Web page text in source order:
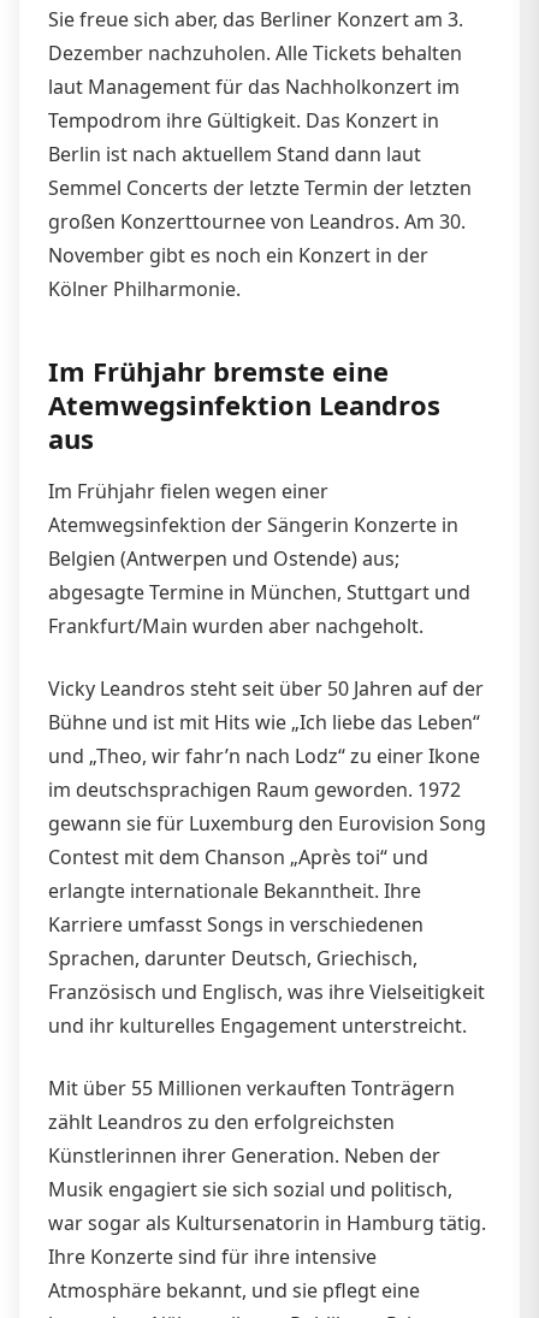
Sie freue sich aber, das Berliner Konzert am 3.
Dezember nachzuholen. Alle Tickets behalten
laut Management für das Nachholkonzert im
Tempodrom ihre Gültigkeit. Das Konzert in
Berlin ist nach aktuellem Stand dann laut
Semmel Concerts der letzte Termin der letzten
großen Konzerttournee von Leandros. Am 30.
November gibt es noch ein Konzert in der
Kölner Philharmonie.
Im Frühjahr bremste eine
Atemwegsinfektion Leandros
aus
Im Frühjahr fielen wegen einer
Atemwegsinfektion der Sängerin Konzerte in
Belgien (Antwerpen und Ostende) aus;
abgesagte Termine in München, Stuttgart und
Frankfurt/Main wurden aber nachgeholt.
Vicky Leandros steht seit über 50 Jahren auf der
Bühne und ist mit Hits wie „Ich liebe das Leben“
und „Theo, wir fahr’n nach Lodz“ zu einer Ikone
im deutschsprachigen Raum geworden. 1972
gewann sie für Luxemburg den Eurovision Song
Contest mit dem Chanson „Après toi“ und
erlangte internationale Bekanntheit. Ihre
Karriere umfasst Songs in verschiedenen
Sprachen, darunter Deutsch, Griechisch,
Französisch und Englisch, was ihre Vielseitigkeit
und ihr kulturelles Engagement unterstreicht.
Mit über 55 Millionen verkauften Tonträgern
zählt Leandros zu den erfolgreichsten
Künstlerinnen ihrer Generation. Neben der
Musik engagiert sie sich sozial und politisch,
war sogar als Kultursenatorin in Hamburg tätig.
Ihre Konzerte sind für ihre intensive
Atmosphäre bekannt, und sie pflegt eine